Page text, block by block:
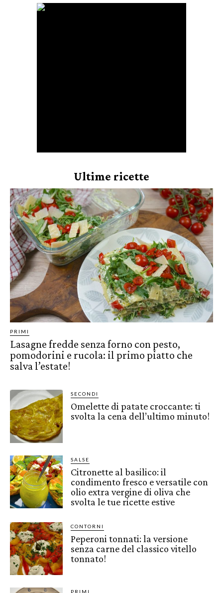
Ultime ricette
PRIMI
Lasagne fredde senza forno con pesto,
pomodorini e rucola: il primo piatto che
salva l’estate!
SECONDI
Omelette di patate croccante: ti
svolta la cena dell’ultimo minuto!
SALSE
Citronette al basilico: il
condimento fresco e versatile con
olio extra vergine di oliva che
svolta le tue ricette estive
CONTORNI
Peperoni tonnati: la versione
senza carne del classico vitello
tonnato!
PRIMI